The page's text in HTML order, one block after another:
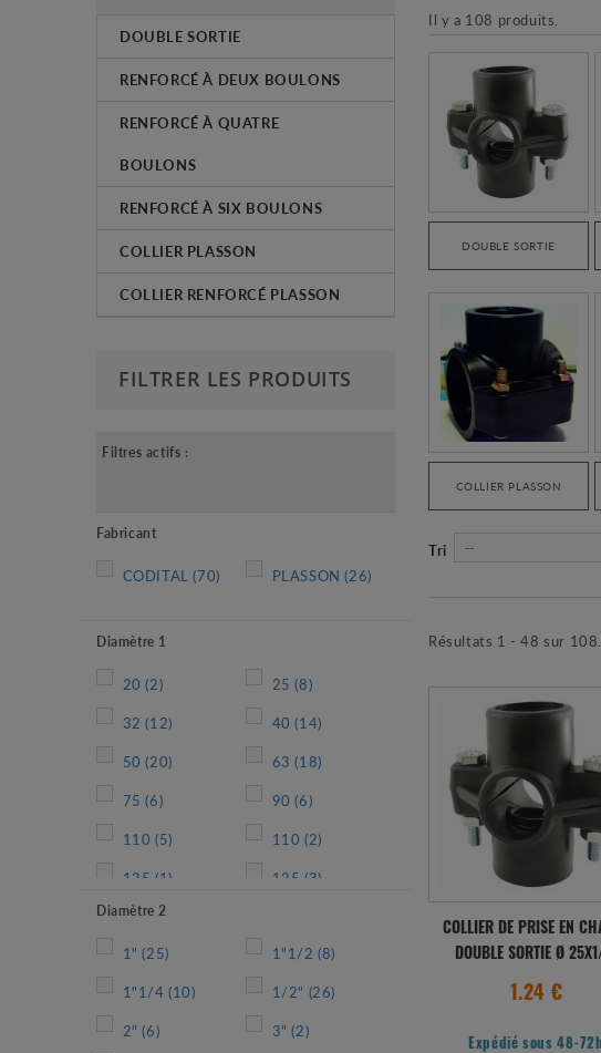
DOUBLE SORTIE
RENFORCÉ À DEUX BOULONS
RENFORCÉ À QUATRE
BOULONS
RENFORCÉ À SIX BOULONS
COLLIER PLASSON
COLLIER RENFORCÉ PLASSON
FILTRER LES PRODUITS
Filtres actifs :
Fabricant
CODITAL (70) PLASSON (26)
Diamètre 1
20 (2) 25 (8)
32 (12) 40 (14)
50 (20) 63 (18)
75 (6) 90 (6)
110 (5) 110 (2)
125 (1) 125 (3)
160(3)
200(6)
Diamètre 2
1" (25) 1"1/2 (8)
1"1/4 (10) 1/2" (26)
2" (6) 3" (2)
Il y a 108 produits.
DOUBLE SORTIE
COLLIER PLASSON
Tri --
Résultats 1 - 48 sur 108.
COLLIER DE PRISE EN
DOUBLE SORTIE Ø
1.24 €
Expédié sous 48-72h